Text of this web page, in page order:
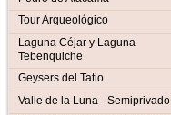
Tour Arqueológico
Laguna Céjar y Laguna
Tebenquiche
Geysers del Tatio
Valle de la Luna - Semiprivado